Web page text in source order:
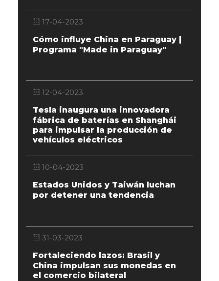
17-04-2023
Cómo influye China en Paraguay |
Programa "Made in Paraguay"
12-04-2023
Tesla inaugura una innovadora
fábrica de baterías en Shanghái
para impulsar la producción de
vehículos eléctricos
10-04-2023
Estados Unidos y Taiwán luchan
por detener una tendencia
31-03-2023
Fortaleciendo lazos: Brasil y
China impulsan sus monedas en
el comercio bilateral